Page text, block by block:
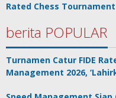
Rated Chess Tournament
berita POPULAR
Turnamen Catur FIDE
Management 2026,